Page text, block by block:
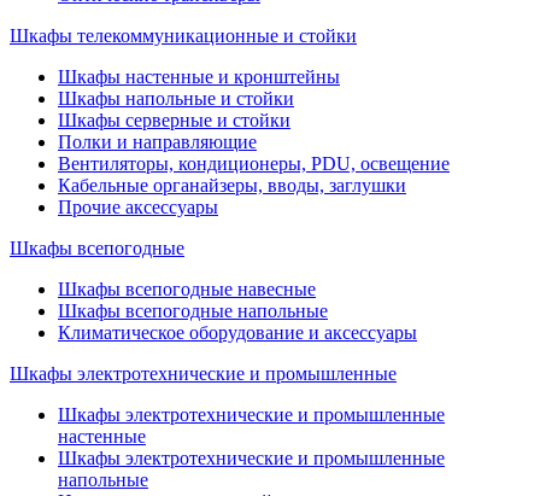
Шкафы телекоммуникационные и стойки
Шкафы настенные и кронштейны
Шкафы напольные и стойки
Шкафы серверные и стойки
Полки и направляющие
Вентиляторы, кондиционеры, PDU, освещение
Кабельные органайзеры, вводы, заглушки
Прочие аксеcсуары
Шкафы всепогодные
Шкафы всепогодные навесные
Шкафы всепогодные напольные
Климатическое оборудование и аксессуары
Шкафы электротехнические и промышленные
Шкафы электротехнические и промышленные
настенные
Шкафы электротехнические и промышленные
напольные